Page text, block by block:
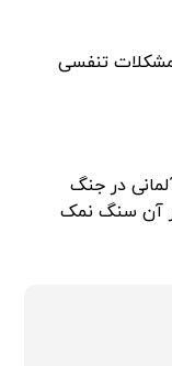
تنفسی
در جنگ
در آن سنگ نمک